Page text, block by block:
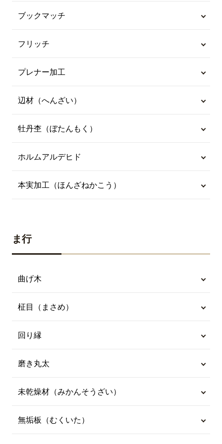
ブックマッチ
フリッチ
プレナー加工
辺材（へんざい）
牡丹杢（ぼたんもく）
ホルムアルデヒド
本実加工（ほんざねかこう）
ま行
曲げ木
柾目（まさめ）
回り縁
磨き丸太
未乾燥材（みかんそうざい）
無垢板（むくいた）